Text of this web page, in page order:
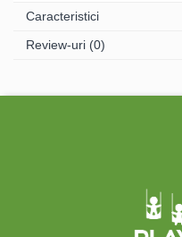
Caracteristici
Review-uri (0)